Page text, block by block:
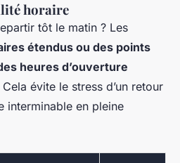
horaire
tôt le matin ? Les
étendus ou des points
heures d’ouverture
évite le stress d’un retour
interminable en pleine